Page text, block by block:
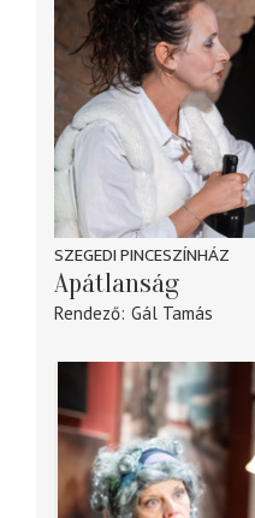
SZEGEDI PINCESZÍNHÁZ
Apátlanság
Rendező Gál Tamás